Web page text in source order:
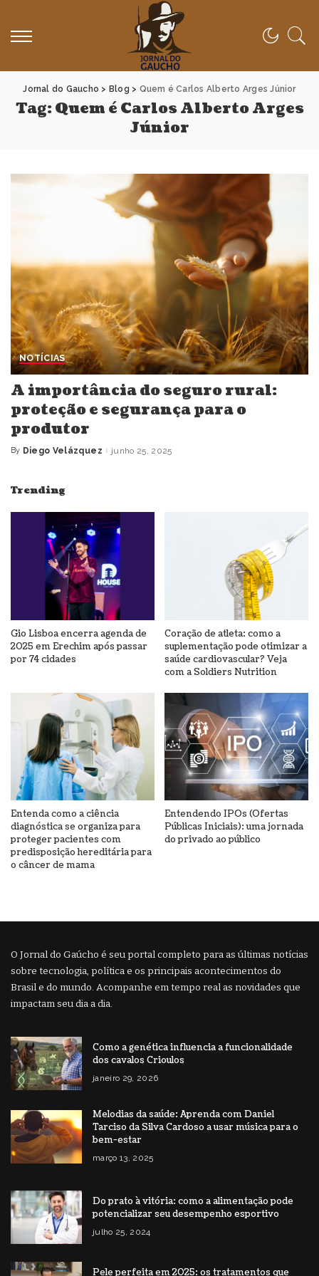
Jornal do Gaucho > Blog > Quem é Carlos Alberto Arges Júnior
Tag:Quem é Carlos Alberto Arges
Júnior
NOTÍCIAS
A importância do seguro rural:
proteção e segurança para o
produtor
Posted
By Diego Velázquez junho 25, 2025
Trending
Gio Lisboa encerra agenda de
2025 em Erechim após passar
por 74 cidades
Coração de atleta: como a
suplementação pode otimizar a
saúde cardiovascular? Veja
com a Soldiers Nutrition
Entenda como a ciência
diagnóstica se organiza para
proteger pacientes com
predisposição hereditária para
o câncer de mama
Entendendo IPOs (Ofertas
Públicas Iniciais): uma jornada
do privado ao público
O Jornal do Gaúcho é seu portal completo para as últimas notícias
sobre tecnologia, política e os principais acontecimentos do
Brasil e do mundo. Acompanhe em tempo real as novidades que
impactam seu dia a dia.
Como a genética influencia a funcionalidade
dos cavalos Crioulos
janeiro 29, 2026
Melodias da saúde: Aprenda com Daniel
Tarciso da Silva Cardoso a usar música para o
bem-estar
março 13, 2025
Do prato à vitória: como a alimentação pode
potencializar seu desempenho esportivo
julho 25, 2024
Pele perfeita em 2025: os tratamentos que